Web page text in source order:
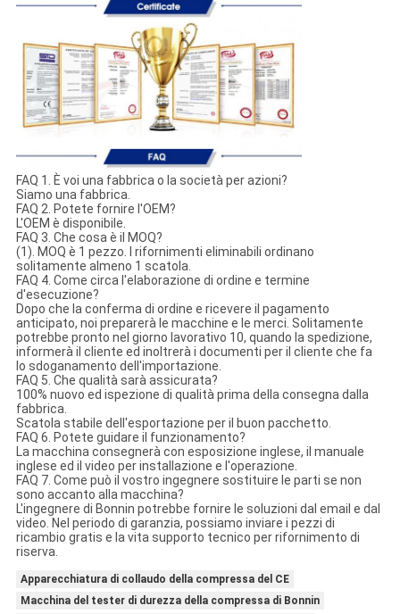
FAQ 1. È voi una fabbrica o la società per azioni?
Siamo una fabbrica.
FAQ 2. Potete fornire l'OEM?
L'OEM è disponibile.
FAQ 3. Che cosa è il MOQ?
(1). MOQ è 1 pezzo. I rifornimenti eliminabili ordinano
solitamente almeno 1 scatola.
FAQ 4. Come circa l'elaborazione di ordine e termine
d'esecuzione?
Dopo che la conferma di ordine e ricevere il pagamento
anticipato, noi preparerà le macchine e le merci. Solitamente
potrebbe pronto nel giorno lavorativo 10, quando la spedizione,
informerà il cliente ed inoltrerà i documenti per il cliente che fa
lo sdoganamento dell'importazione.
FAQ 5. Che qualità sarà assicurata?
100% nuovo ed ispezione di qualità prima della consegna dalla
fabbrica.
Scatola stabile dell'esportazione per il buon pacchetto.
FAQ 6. Potete guidare il funzionamento?
La macchina consegnerà con esposizione inglese, il manuale
inglese ed il video per installazione e l'operazione.
FAQ 7. Come può il vostro ingegnere sostituire le parti se non
sono accanto alla macchina?
L'ingegnere di Bonnin potrebbe fornire le soluzioni dal email e dal
video. Nel periodo di garanzia, possiamo inviare i pezzi di
ricambio gratis e la vita supporto tecnico per rifornimento di
riserva.
Apparecchiatura di collaudo della compressa del CE
Macchina del tester di durezza della compressa di Bonnin